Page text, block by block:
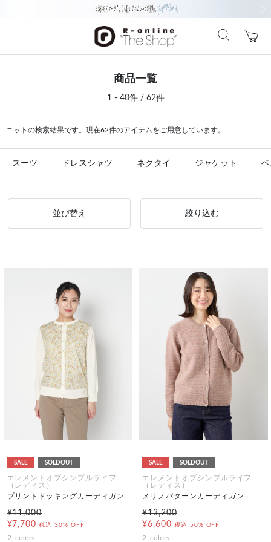
商品一覧
1 - 40件 / 62件
ニットの検索結果です。現在62件のアイテムをご用意しています。
スーツ ドレスシャツ ネクタイ ジャケット
並び替え 絞り込む
SALE SOLDOUT
エレメントオブシンプルライフ
（レディス）
プリントドッキングカーディガン
¥11,000
¥7,700 税込 30% OFF
2 colors
SALE SOLDOUT
エレメントオブシンプルライフ
（レディス）
メリノパターンカーディガン
¥13,200
¥6,600 税込 50% OFF
2 colors